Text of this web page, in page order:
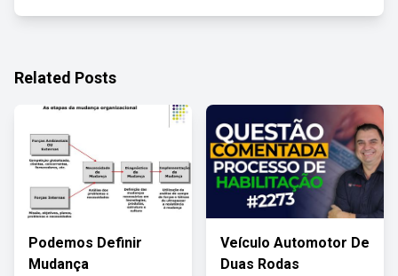
Related Posts
Podemos Definir
Mudança
Veículo Automotor De
Duas Rodas